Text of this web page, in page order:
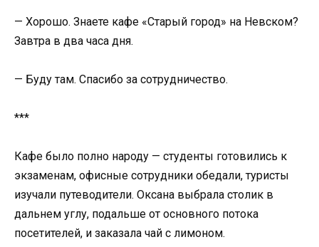
— Хорошо. Знаете кафе «Старый город» на Невском?
Завтра в два часа дня.
— Буду там. Спасибо за сотрудничество.
***
Кафе было полно народу — студенты готовились к
экзаменам, офисные сотрудники обедали, туристы
изучали путеводители. Оксана выбрала столик в
дальнем углу, подальше от основного потока
посетителей, и заказала чай с лимоном.